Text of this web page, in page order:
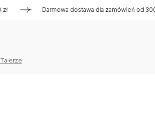
Darmowa dostawa dla zamówień od 300 zł
Talerze